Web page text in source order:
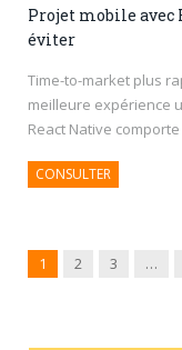
Projet mobile avec
éviter
Time-to-market plus
meilleure expérience
React Native
CONSULTER
1 2 3 …